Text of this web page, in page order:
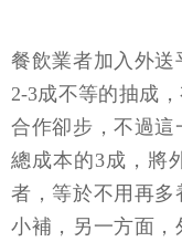
餐飲業者加入外送
2-3成不等的抽成
合作卻步，不過
總成本的3成，將
者，等於不用再
小補，另一方面